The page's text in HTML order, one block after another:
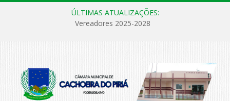
ÚLTIMAS ATUALIZAÇÕES:
Vereadores 2025-2028